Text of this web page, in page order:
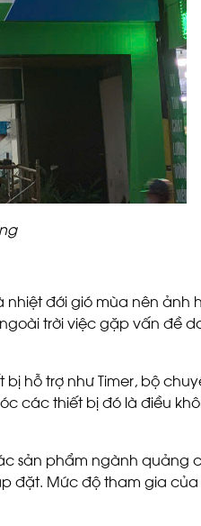
nhiệt đới gió mùa nên ảnh
trời việc gặp vấn đề
hỗ trợ như Timer, bộ
các thiết bị đó là điều
sản phẩm ngành quảng
đặt. Mức độ tham gia